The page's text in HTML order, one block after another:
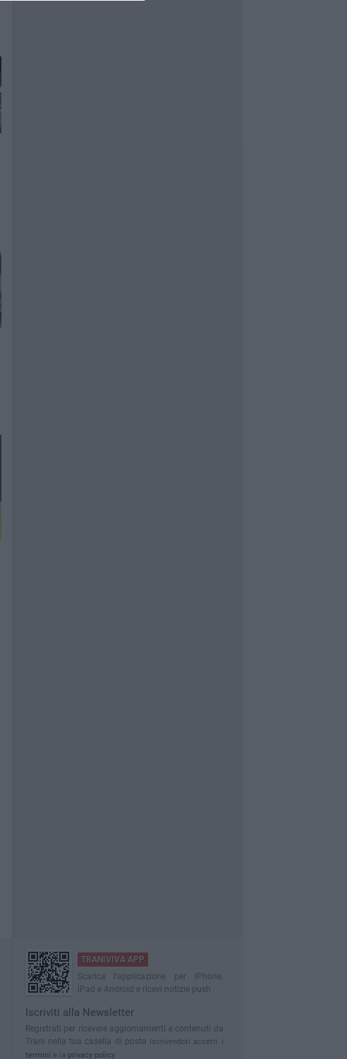
TRANIVIVA APP
Scarica l'applicazione per iPhone,
iPad e Android e ricevi notizie push
Iscriviti alla Newsletter
Registrati per ricevere aggiornamenti e contenuti da
Trani nella tua casella di posta
Iscrivendoti accetti i
termini e la privacy policy